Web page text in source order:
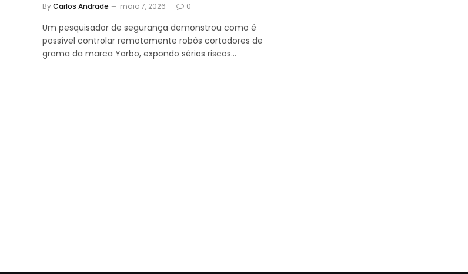
ByCarlos Andrade maio 7, 2026 0
Um pesquisador de segurança demonstrou como é
possível controlar remotamente robôs cortadores de
grama da marca Yarbo, expondo sérios riscos…